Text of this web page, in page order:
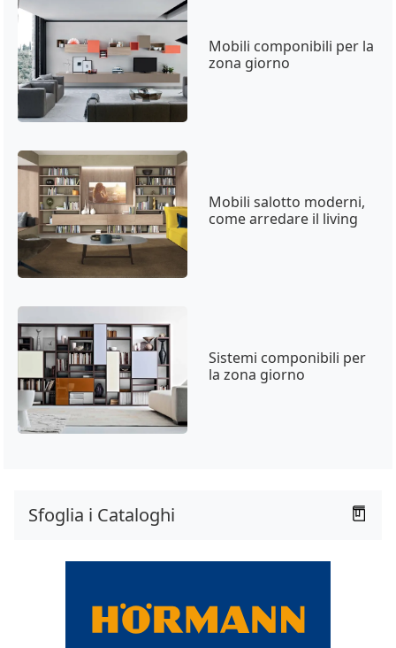
Mobili componibili per la
zona giorno
Mobili salotto moderni,
come arredare il living
Sistemi componibili per
la zona giorno
Sfoglia i Cataloghi